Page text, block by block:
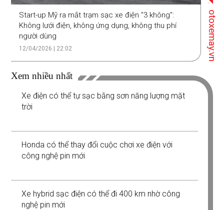
Start-up Mỹ ra mắt trạm sạc xe điện "3 không":
Không lưới điện, không ứng dụng, không thu phí
người dùng
12/04/2026 | 22:02 otoxemay.vn
Xem nhiều nhất
Xe điện có thể tự sạc bằng sơn năng lượng mặt
trời
Honda có thể thay đổi cuộc chơi xe điện với
công nghệ pin mới
Xe hybrid sạc điện có thể đi 400 km nhờ công
nghệ pin mới